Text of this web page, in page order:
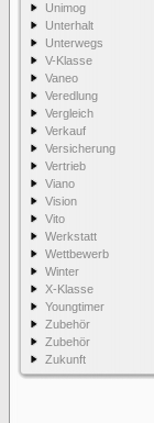
Unimog
Unterhalt
Unterwegs
V-Klasse
Vaneo
Veredlung
Vergleich
Verkauf
Versicherung
Vertrieb
Viano
Vision
Vito
Werkstatt
Wettbewerb
Winter
X-Klasse
Youngtimer
Zubehör
Zubehör
Zukunft